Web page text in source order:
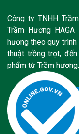
Công ty TNHH
Trầm Hương
hương theo quy
thuật trồng trọt,
phẩm từ Trầm hương.